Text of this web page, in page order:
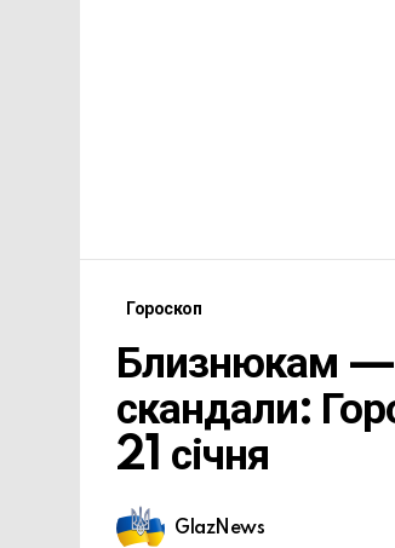
Гороскоп
Близнюкам —
скандали:
21 січня
GlazNews